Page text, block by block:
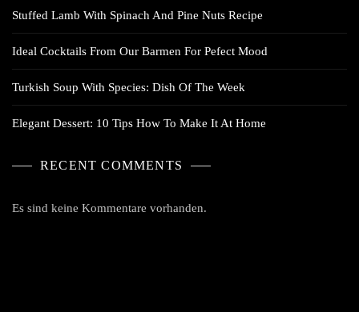
Stuffed Lamb With Spinach And Pine Nuts Recipe
Ideal Cocktails From Our Barmen For Pefect Mood
Turkish Soup With Species: Dish Of The Week
Elegant Dessert: 10 Tips How To Make It At Home
RECENT COMMENTS
Es sind keine Kommentare vorhanden.